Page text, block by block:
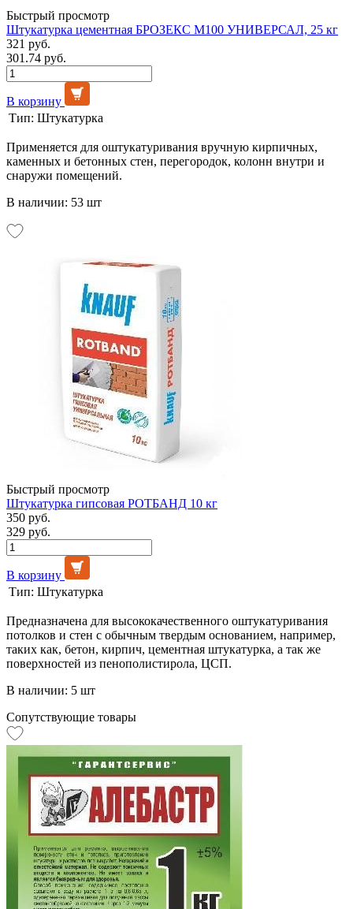
Быстрый просмотр
Штукатурка цементная БРОЗЕКС М100 УНИВЕРСАЛ, 25 кг
321 руб.
301.74 руб.
В корзину
Тип: Штукатурка
Применяется для оштукатуривания вручную кирпичных,
каменных и бетонных стен, перегородок, колонн внутри и
снаружи помещений.
В наличии: 53 шт
Быстрый просмотр
Штукатурка гипсовая РОТБАНД 10 кг
350 руб.
329 руб.
В корзину
Тип: Штукатурка
Предназначена для высококачественного оштукатуривания
потолков и стен с обычным твердым основанием, например,
таких как, бетон, кирпич, цементная штукатурка, а так же
поверхностей из пенополистирола, ЦСП.
В наличии: 5 шт
Сопутствующие товары